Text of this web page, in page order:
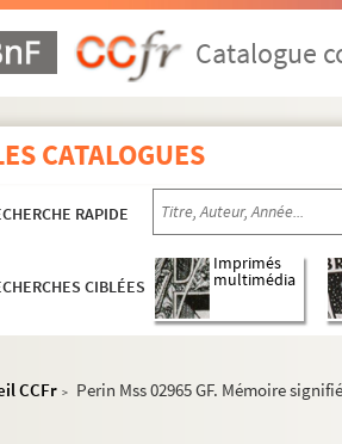
Catalogue
CATALOGUES
RAPIDE
CIBLÉES
Imprimés
multimédia
CCFr > Perin Mss 02965 GF. Mémoire
Gouy
Guise
Hirson
Homblières.
La Ferté-Milon